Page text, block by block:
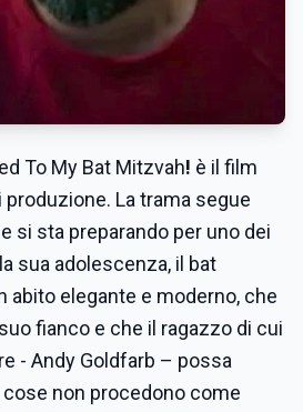
To My Bat Mitzvah! è il film
La trama segue
si sta preparando per uno dei
sua adolescenza, il bat
abito elegante e moderno, che
fianco e che il ragazzo di cui
- Andy Goldfarb – possa
cose non procedono come